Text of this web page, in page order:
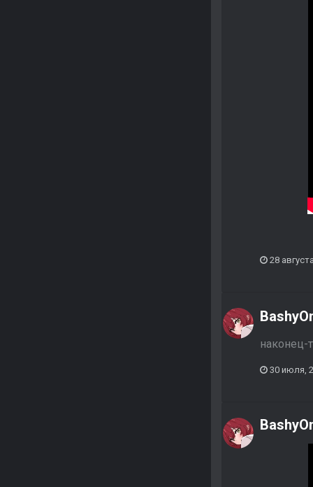
28
наконец-
30 июля,